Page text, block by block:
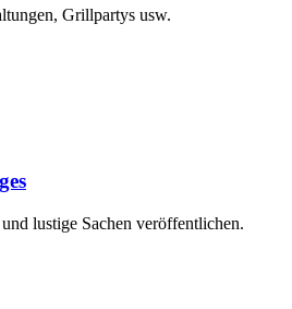
Grillpartys usw.
lustige Sachen veröffentlichen.